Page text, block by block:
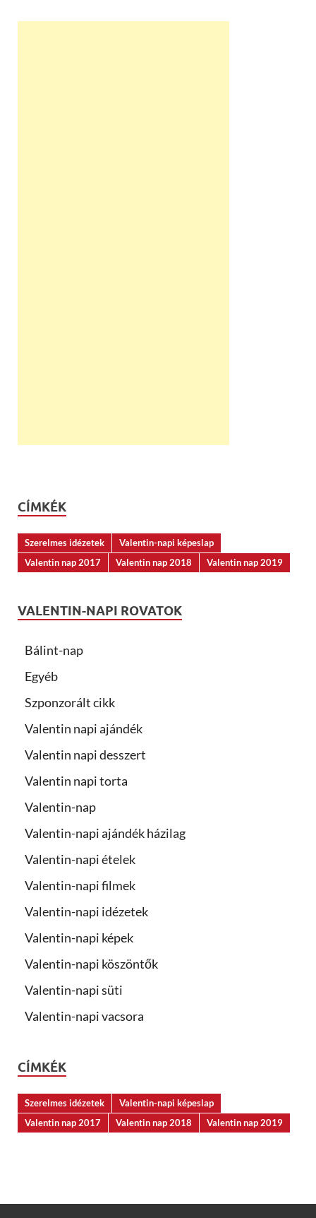
CÍMKÉK
Szerelmes idézetek
Valentin-napi képeslap
Valentin nap 2017
Valentin nap 2018 Valentin nap 2019
VALENTIN-NAPI ROVATOK
Bálint-nap
Egyéb
Szponzorált cikk
Valentin napi ajándék
Valentin napi desszert
Valentin napi torta
Valentin-nap
Valentin-napi ajándék házilag
Valentin-napi ételek
Valentin-napi filmek
Valentin-napi idézetek
Valentin-napi képek
Valentin-napi köszöntők
Valentin-napi süti
Valentin-napi vacsora
CÍMKÉK
Szerelmes idézetek
Valentin-napi képeslap
Valentin nap 2017
Valentin nap 2018 Valentin nap 2019